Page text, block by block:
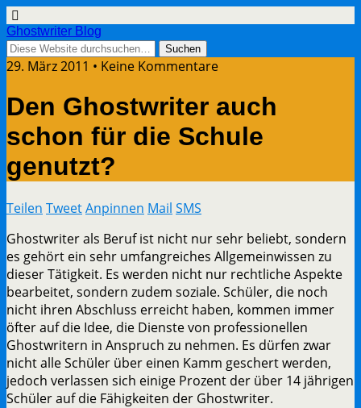
Ghostwriter Blog
29. März 2011 • Keine Kommentare
Den Ghostwriter auch
schon für die Schule
genutzt?
Teilen TweetAnpinnen Mail SMS
Ghostwriter als Beruf ist nicht nur sehr beliebt, sondern
es gehört ein sehr umfangreiches Allgemeinwissen zu
dieser Tätigkeit. Es werden nicht nur rechtliche Aspekte
bearbeitet, sondern zudem soziale. Schüler, die noch
nicht ihren Abschluss erreicht haben, kommen immer
öfter auf die Idee, die Dienste von professionellen
Ghostwritern in Anspruch zu nehmen. Es dürfen zwar
nicht alle Schüler über einen Kamm geschert werden,
jedoch verlassen sich einige Prozent der über 14 jährigen
Schüler auf die Fähigkeiten der Ghostwriter.